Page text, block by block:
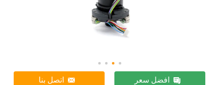
افضل سعر اتصل بنا